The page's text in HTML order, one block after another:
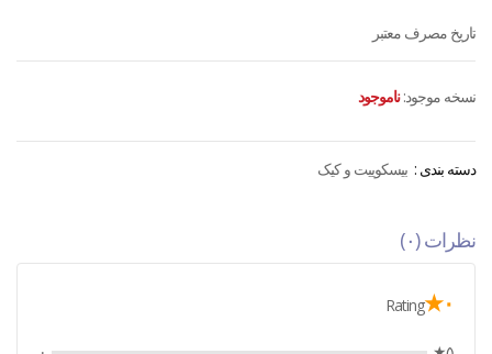
تاریخ مصرف معتبر
نسخه موجود: ناموجود
دسته بندی : بیسکوییت و کیک
نظرات (۰)
۰★ Rating